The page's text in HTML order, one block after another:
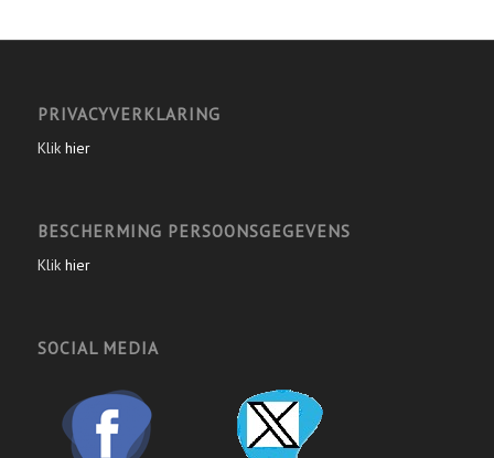
PRIVACYVERKLARING
Klik hier
BESCHERMING PERSOONSGEGEVENS
Klik hier
SOCIAL MEDIA